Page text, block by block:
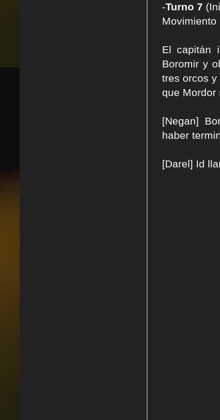
-Turno 7
Movimiento
El capitán
Boromir y
tres orcos
que Mordor
[Negan]
haber
[Darel] Id